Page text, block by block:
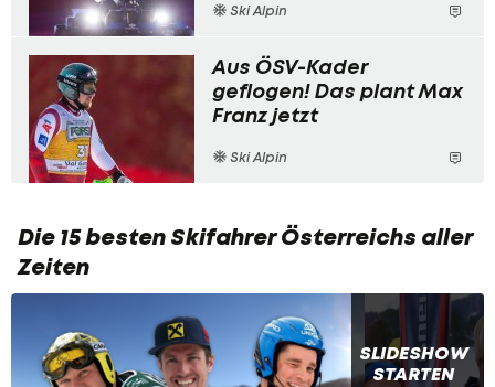
Ski Alpin
Aus ÖSV-Kader
geflogen! Das plant Max
Franz jetzt
Ski Alpin
Die 15 besten Skifahrer Österreichs aller
Zeiten
SLIDESHOW
STARTEN